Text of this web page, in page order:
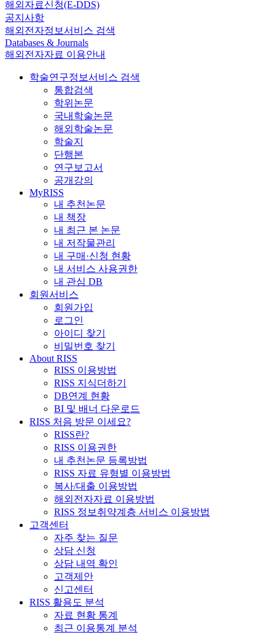
해외자료신청(E-DDS)
공지사항
해외전자정보서비스 검색
Databases & Journals
해외전자자료 이용안내
학술연구정보서비스 검색
통합검색
학위논문
국내학술논문
해외학술논문
학술지
단행본
연구보고서
공개강의
MyRISS
내 추천논문
내 책장
내 최근 본 논문
내 저작물관리
내 구매·신청 현황
내 서비스 사용권한
내 관심 DB
회원서비스
회원가입
로그인
아이디 찾기
비밀번호 찾기
About RISS
RISS 이용방법
RISS 지식더하기
DB연계 현황
BI 및 배너 다운로드
RISS 처음 방문 이세요?
RISS란?
RISS 이용권한
내 추천논문 등록방법
RISS 자료 유형별 이용방법
복사/대출 이용방법
해외전자자료 이용방법
RISS 정보취약계층 서비스 이용방법
고객센터
자주 찾는 질문
상담 신청
상담 내역 확인
고객제안
신고센터
RISS 활용도 분석
자료 현황 통계
최근 이용통계 분석